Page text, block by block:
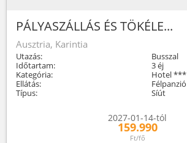
PÁLYASZÁLLÁS ÉS TÖKÉLE...
Ausztria, Karintia
Utazás:
Busszal
Időtartam:
3 éj
Kategória:
Hotel ***
Ellátás:
Félpanzió
Típus:
Síút
2027-01-14-tól
159.990
Ft/fő